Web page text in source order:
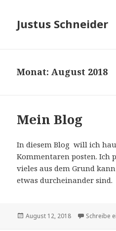
Justus Schneider
Monat: August 2018
Mein Blog
In diesem Blog will ich
Kommentaren posten. Ich
vieles aus dem Grund
etwas durcheinander sind.
Veröffentlicht
August 12, 2018 Schreibe